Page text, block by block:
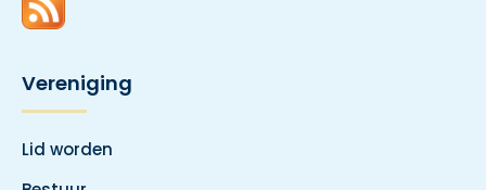
Vereniging
Lid worden